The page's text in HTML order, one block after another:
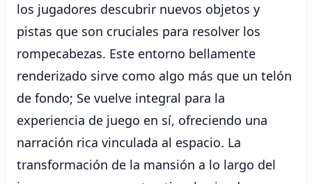
los jugadores descubrir nuevos objetos y
pistas que son cruciales para resolver los
rompecabezas. Este entorno bellamente
renderizado sirve como algo más que un telón
de fondo; Se vuelve integral para la
experiencia de juego en sí, ofreciendo una
narración rica vinculada al espacio. La
transformación de la mansión a lo largo del